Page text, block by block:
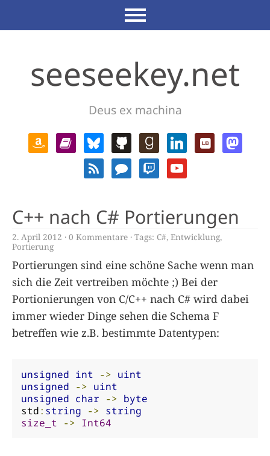
seeseekey.net
Deus ex machina
C++ nach C# Portierungen
2. April 2012 0 Kommentare Tags: C#, Entwicklung,
Portierung
Portierungen sind eine schöne Sache wenn man
sich die Zeit vertreiben möchte ;) Bei der
Portionierungen von C/C++ nach C# wird dabei
immer wieder Dinge sehen die Schema F
betreffen wie z.B. bestimmte Datentypen:
unsigned int -> uint
unsigned -> uint
unsigned char -> byte
std: string -> string
size_t -> Int64